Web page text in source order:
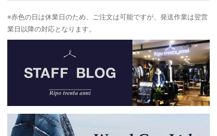
※赤色の日は休業日のため、ご注文は可能ですが、発送作業は翌営
業日以降の対応となります。